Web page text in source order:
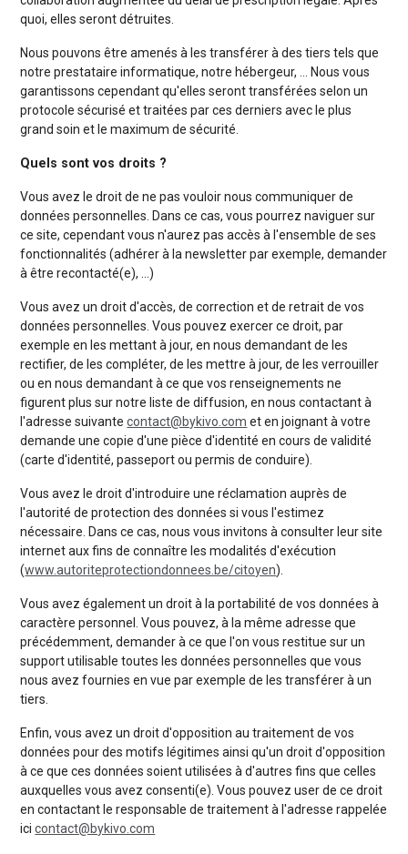
quoi, elles seront détruites.
Nous pouvons être amenés à les transférer à des tiers tels que
notre prestataire informatique, notre hébergeur, … Nous vous
garantissons cependant qu'elles seront transférées selon un
protocole sécurisé et traitées par ces derniers avec le plus
grand soin et le maximum de sécurité.
Quels sont vos droits ?
Vous avez le droit de ne pas vouloir nous communiquer de
données personnelles. Dans ce cas, vous pourrez naviguer sur
ce site, cependant vous n'aurez pas accès à l'ensemble de ses
fonctionnalités (adhérer à la newsletter par exemple, demander
à être recontacté(e), …)
Vous avez un droit d'accès, de correction et de retrait de vos
données personnelles. Vous pouvez exercer ce droit, par
exemple en les mettant à jour, en nous demandant de les
rectifier, de les compléter, de les mettre à jour, de les verrouiller
ou en nous demandant à ce que vos renseignements ne
figurent plus sur notre liste de diffusion, en nous contactant à
l'adresse suivantecontact@bykivo.com et en joignant à votre
demande une copie d'une pièce d'identité en cours de validité
(carte d'identité, passeport ou permis de conduire).
Vous avez le droit d'introduire une réclamation auprès de
l'autorité de protection des données si vous l'estimez
nécessaire. Dans ce cas, nous vous invitons à consulter leur site
internet aux fins de connaître les modalités d'exécution
(www.autoriteprotectiondonnees.be/citoyen).
Vous avez également un droit à la portabilité de vos données à
caractère personnel. Vous pouvez, à la même adresse que
précédemment, demander à ce que l'on vous restitue sur un
support utilisable toutes les données personnelles que vous
nous avez fournies en vue par exemple de les transférer à un
tiers.
Enfin, vous avez un droit d'opposition au traitement de vos
données pour des motifs légitimes ainsi qu'un droit d'opposition
à ce que ces données soient utilisées à d'autres fins que celles
auxquelles vous avez consenti(e). Vous pouvez user de ce droit
en contactant le responsable de traitement à l'adresse rappelée
icicontact@bykivo.com